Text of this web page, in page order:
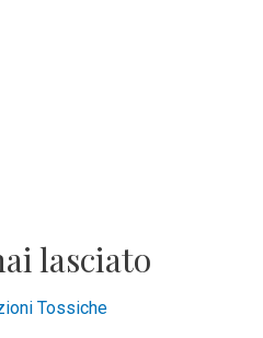
lasciato
Tossiche